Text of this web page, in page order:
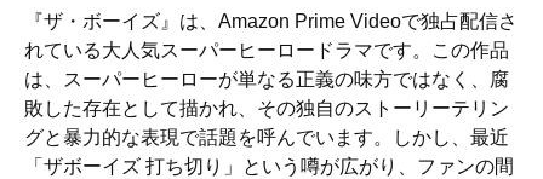
『ザ・ボーイズ』は、Amazon Prime Videoで独占配信さ
れている大人気スーパーヒーロードラマです。この作品
は、スーパーヒーローが単なる正義の味方ではなく、腐
敗した存在として描かれ、その独自のストーリーテリン
グと暴力的な表現で話題を呼んでいます。しかし、最近
「ザボーイズ 打ち切り」という噂が広がり、ファンの間